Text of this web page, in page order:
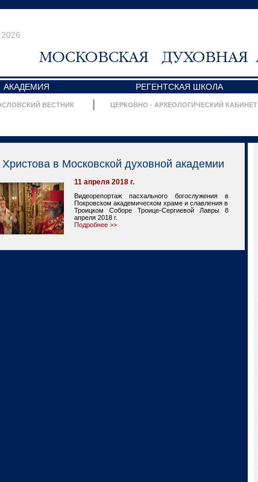
2026
АКАДЕМИЯ РЕГЕНТСКАЯ ШКОЛА
ВЕСТНИК ЦЕРКОВНО - АРХЕОЛОГИЧЕСКИЙ КАБИНЕТ
в Московской духовной академии
11 апреля 2018 г.
Видеорепортаж пасхального богослужения в
Покровском академическом храме и славления в
Троицком Соборе Троице-Сергиевой Лавры 8
апреля 2018 г.
Подробнее >>